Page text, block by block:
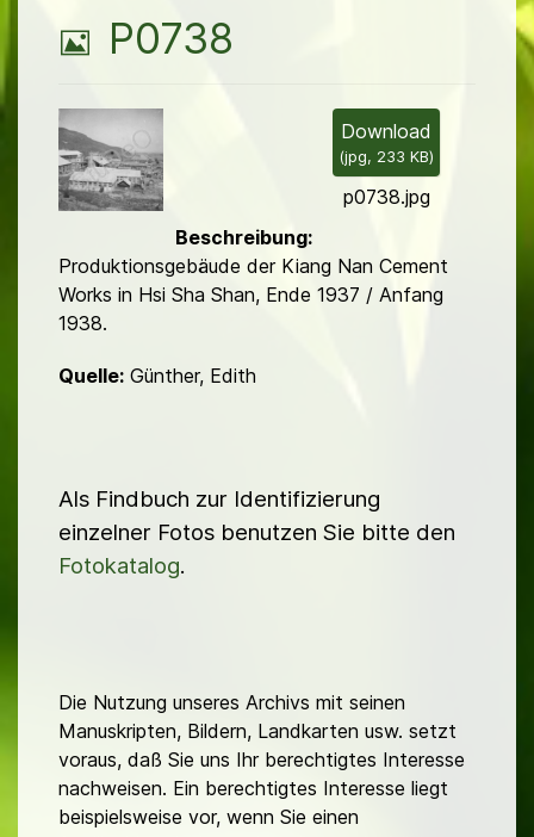
B
l
d
P0738
Download
(jpg, 233 KB)
p0738.jpg
Beschreibung:
Produktionsgebäude der Kiang Nan Cement
Works in Hsi Sha Shan, Ende 1937 / Anfang
1938.
Quelle: Günther, Edith
Als Findbuch zur Identifizierung
einzelner Fotos benutzen Sie bitte den
Fotokatalog.
Die Nutzung unseres Archivs mit seinen
Manuskripten, Bildern, Landkarten usw. setzt
voraus, daß Sie uns Ihr berechtigtes Interesse
nachweisen. Ein berechtigtes Interesse liegt
beispielsweise vor, wenn Sie einen